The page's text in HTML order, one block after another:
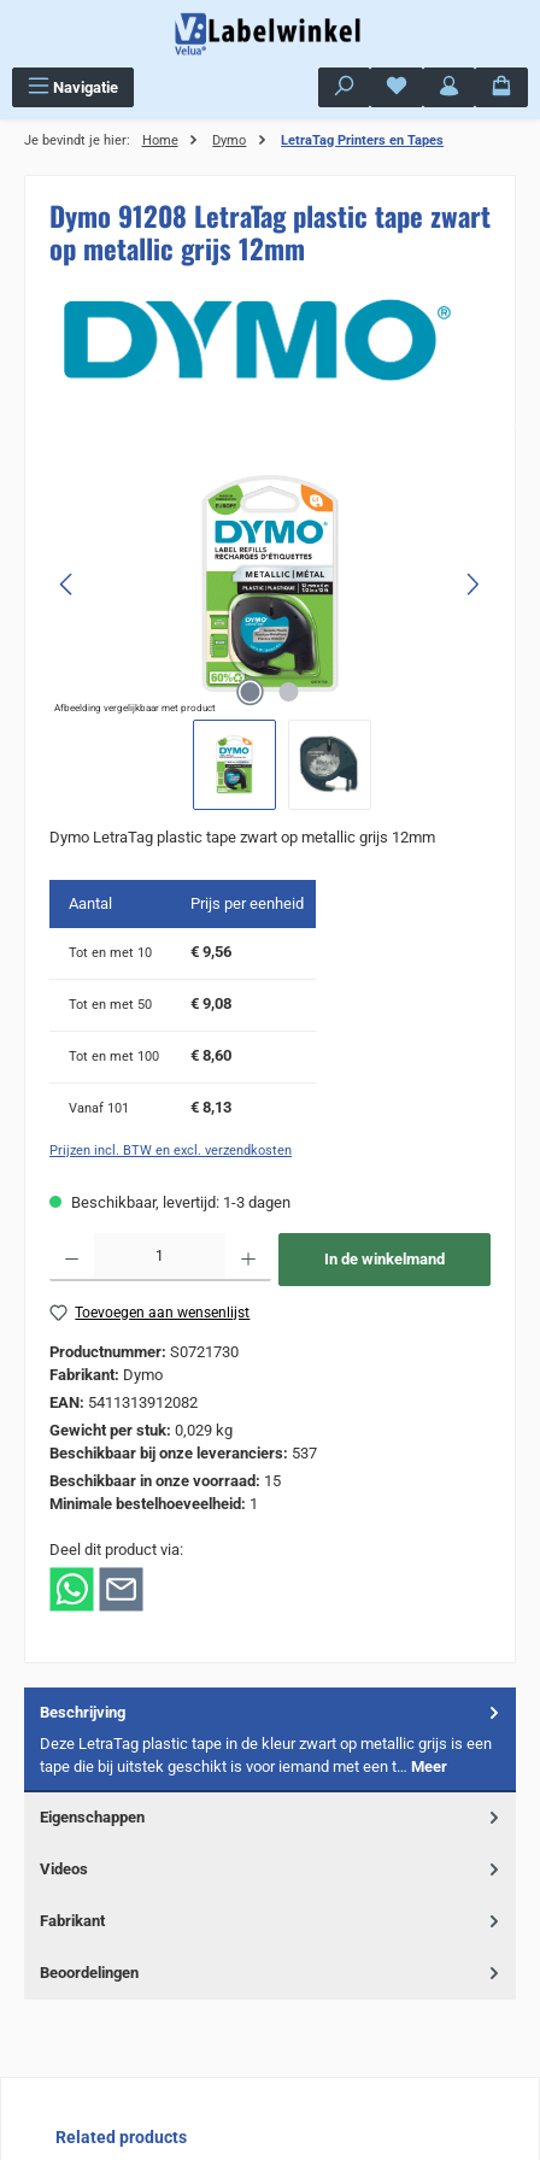
Navigatie Je hebt 0 items op
Je bevindt je hier: Home Dymo LetraTag Printers en Tapes
Dymo 91208 LetraTag plastic tape zwart
op metallic grijs 12mm
Afbeelding vergelijkbaar met product
Dymo LetraTag plastic tape zwart op metallic grijs 12mm
Aantal Prijs per eenheid
Tot en met 10 € 9,56
Tot en met 50 € 9,08
Tot en met 100 € 8,60
Vanaf 101 € 8,13
Prijzen incl. BTW en excl. verzendkosten
Beschikbaar, levertijd: 1-3 dagen
In de winkelmand
Toevoegen aan wensenlijst
Productnummer: S0721730
Fabrikant: Dymo
EAN: 5411313912082
Gewicht per stuk: 0,029 kg
Beschikbaar bij onze leveranciers: 537
Beschikbaar in onze voorraad: 15
Minimale bestelhoeveelheid: 1
Deel dit product via:
Beschrijving
Deze LetraTag plastic tape in de kleur zwart op metallic grijs is een
tape die bij uitstek geschikt is voor iemand met een t… Meer
Eigenschappen
Videos
Fabrikant
Beoordelingen
Sla de afbeeldingengalerij over
Related products